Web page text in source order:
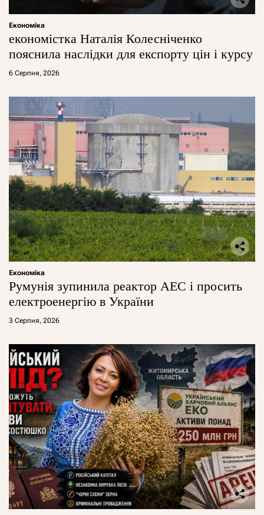
Економіка
економістка Наталія Колесніченко
пояснила наслідки для експорту цін і курсу
6 Серпня, 2026
Економіка
Румунія зупинила реактор АЕС і просить
електроенергію в України
3 Серпня, 2026